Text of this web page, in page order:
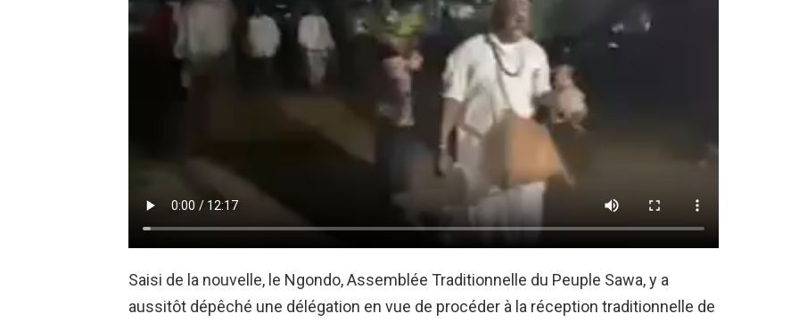
Saisi de la nouvelle, le Ngondo, Assemblée Traditionnelle du Peuple Sawa, y a
aussitôt dépêché une délégation en vue de procéder à la réception traditionnelle de